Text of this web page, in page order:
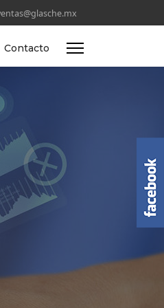
Contacto